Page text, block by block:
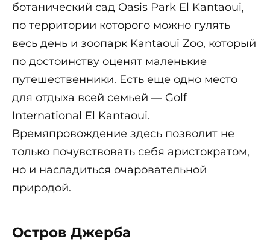
ботанический сад Oasis Park El Kantaoui,
по территории которого можно гулять
весь день и зоопарк Kantaoui Zoo, который
по достоинству оценят маленькие
путешественники. Есть еще одно место
для отдыха всей семьей — Golf
International El Kantaoui.
Времяпровождение здесь позволит не
только почувствовать себя аристократом,
но и насладиться очаровательной
природой.
Остров Джерба